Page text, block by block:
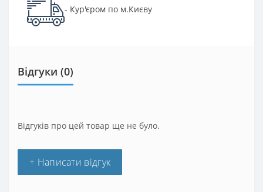
- Кур'єром по м.Києву
Відгуки (0)
Відгуків про цей товар ще не було.
+ Написати відгук